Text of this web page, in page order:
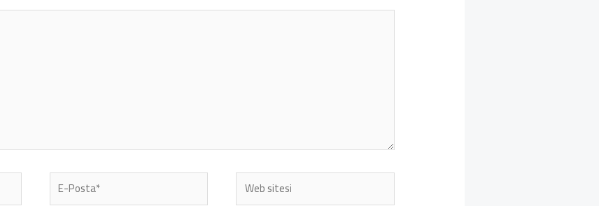
E-
Posta*
Web
sitesi